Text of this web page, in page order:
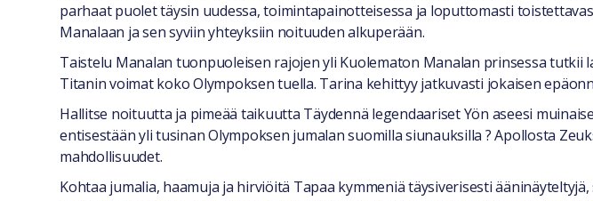
parhaat puolet täysin uudessa, toimintapainotteisessa ja loputtomasti
Manalaan ja sen syviin yhteyksiin noituuden alkuperään.
Taistelu Manalan tuonpuoleisen rajojen yli Kuolematon Manalan prinsessa tutkii
Titanin voimat koko Olympoksen tuella. Tarina kehittyy jatkuvasti jokaisen
Hallitse noituutta ja pimeää taikuutta Täydennä legendaariset Yön aseesi
entisestään yli tusinan Olympoksen jumalan suomilla siunauksilla ? Apollosta
mahdollisuudet.
Kohtaa jumalia, haamuja ja hirviöitä Tapaa kymmeniä täysiverisesti